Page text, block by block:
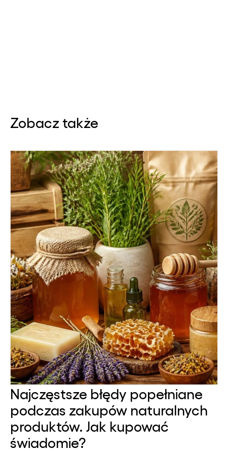
Zobacz także
Najczęstsze błędy popełniane
podczas zakupów naturalnych
produktów. Jak kupować
świadomie?